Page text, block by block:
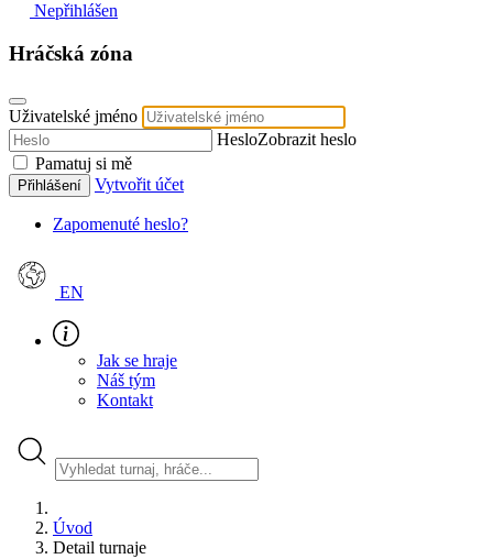
Nepřihlášen
Hráčská zóna
Uživatelské jméno
HesloZobrazit heslo
Pamatuj si mě
Přihlášení Vytvořit účet
Zapomenuté heslo?
EN
Jak se hraje
Náš tým
Kontakt
Úvod
Detail turnaje